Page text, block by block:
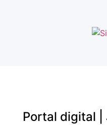
Portal digital |